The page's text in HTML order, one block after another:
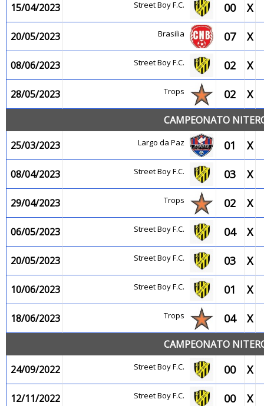
15/04/2023 Street Boy F.C. 00 X
20/05/2023 Brasilia 07 X
08/06/2023 Street Boy F.C. 02 X
28/05/2023 Trops 02 X
CAMPEONATO
25/03/2023
Largo da Paz 01 X
08/04/2023 Street Boy F.C. 03 X
29/04/2023 Trops 02 X
06/05/2023 Street Boy F.C. 04 X
20/05/2023 Street Boy F.C. 03 X
10/06/2023 Street Boy F.C. 01 X
18/06/2023 Trops 04 X
CAMPEONATO
24/09/2022
Street Boy F.C. 00 X
12/11/2022 Street Boy F.C. 00 X